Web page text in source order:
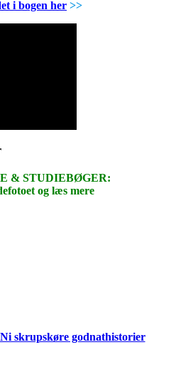
i bogen her >>
& STUDIEBØGER:
og læs mere